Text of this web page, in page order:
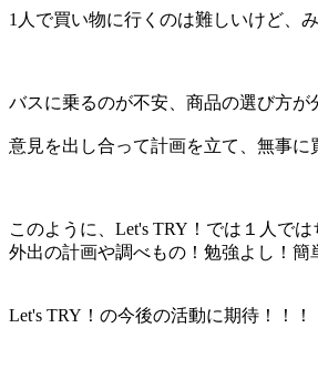
1 人で買い物に行くのは難しいけど、
バスに乗るのが不安、商品の選び方
意見を出し合って計画を立て、無事に
このように、Let's TRY！では１人で
外出の計画や調べもの！勉強よし！簡
Let's TRY ！の今後の活動に期待！！！